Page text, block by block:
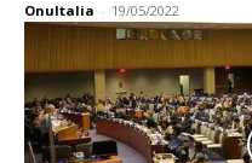
OnuItalia - 19/05/2022